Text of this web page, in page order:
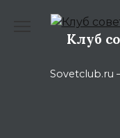
содержаниюКлуб
Sovetclub.ru